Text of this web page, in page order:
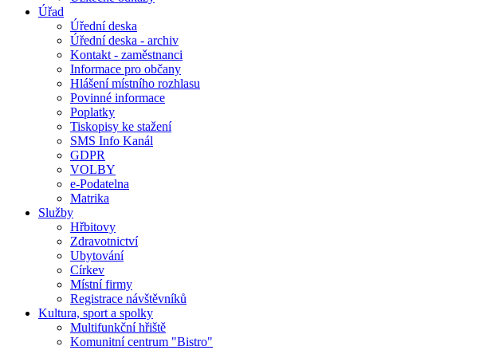
Úřad
Úřední deska
Úřední deska - archiv
Kontakt - zaměstnanci
Informace pro občany
Hlášení místního rozhlasu
Povinné informace
Poplatky
Tiskopisy ke stažení
SMS Info Kanál
GDPR
VOLBY
e-Podatelna
Matrika
Služby
Hřbitovy
Zdravotnictví
Ubytování
Církev
Místní firmy
Registrace návštěvníků
Kultura, sport a spolky
Multifunkční hřiště
Komunitní centrum "Bistro"